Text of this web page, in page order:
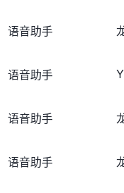
语音助手
语音助手
语音助手
语音助手